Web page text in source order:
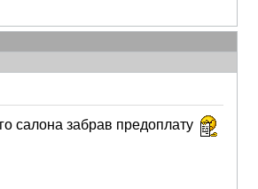
салона забрав предоплату